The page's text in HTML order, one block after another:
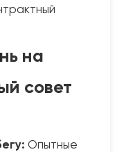
на
совет
Опытные